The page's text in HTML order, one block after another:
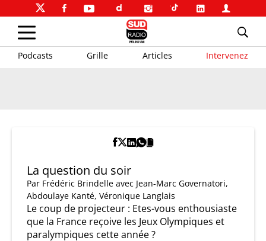
Podcasts Grille Articles Intervenez
La question du soir
Par Frédéric Brindelle avec Jean-Marc Governatori,
Abdoulaye Kanté, Véronique Langlais
Le coup de projecteur : Etes-vous enthousiaste
que la France reçoive les Jeux Olympiques et
paralympiques cette année ?